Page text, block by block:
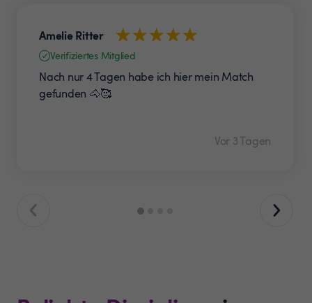
Amelie Ritter
Verifiziertes Mitglied
Nach nur 4 Tagen habe ich hier mein Match
gefunden 🐴🥰
Vor 3 Tagen